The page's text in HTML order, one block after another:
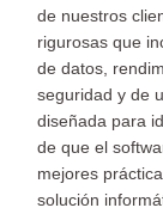
de nuestros
rigurosas que
de datos,
seguridad y de
diseñada para
de que el
mejores
solución